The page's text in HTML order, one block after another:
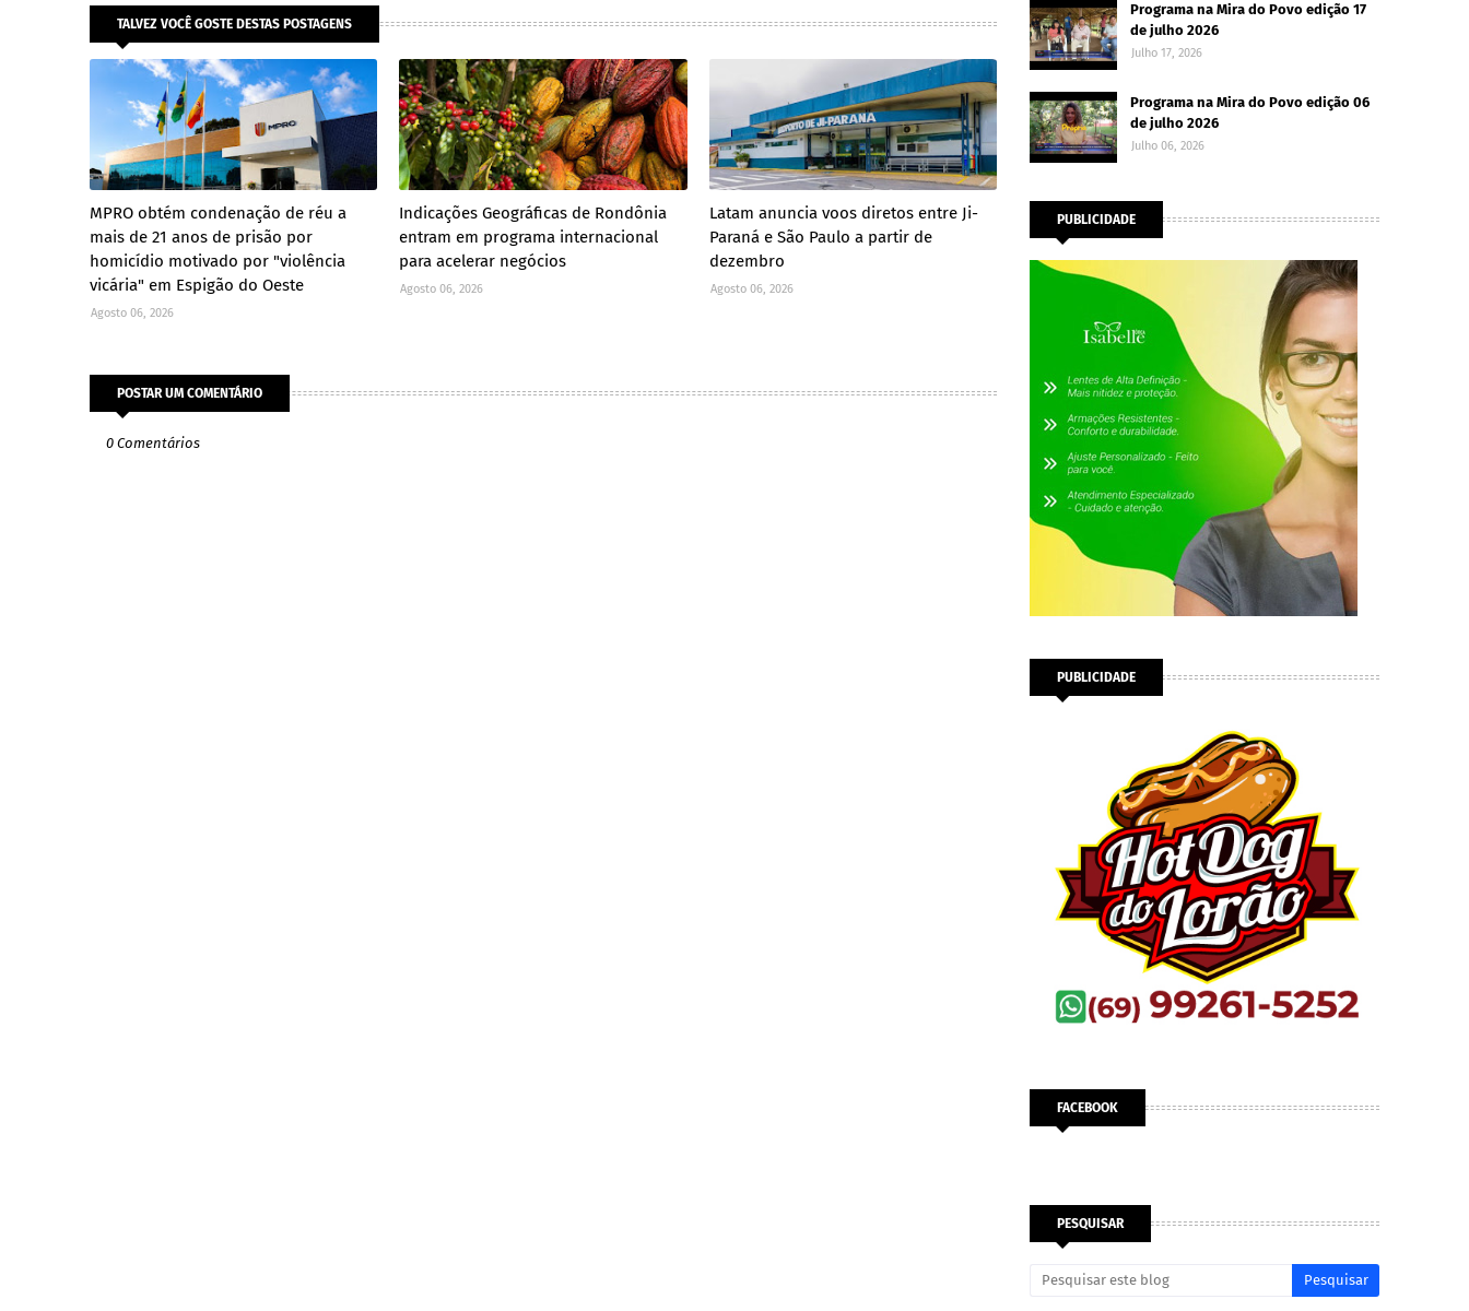
TALVEZ VOCÊ GOSTE DESTAS POSTAGENS
MPRO obtém condenação de réu a
mais de 21 anos de prisão por
homicídio motivado por "violência
vicária" em Espigão do Oeste
Agosto 06, 2026
Indicações Geográficas de Rondônia
entram em programa internacional
para acelerar negócios
Agosto 06, 2026
Latam anuncia voos diretos entre Ji-
Paraná e São Paulo a partir de
dezembro
Agosto 06, 2026
POSTAR UM COMENTÁRIO
0 Comentários
Programa na Mira do Povo edição 17
de julho 2026
Julho 17, 2026
Programa na Mira do Povo edição 06
de julho 2026
Julho 06, 2026
PUBLICIDADE
PUBLICIDADE
FACEBOOK
PESQUISAR